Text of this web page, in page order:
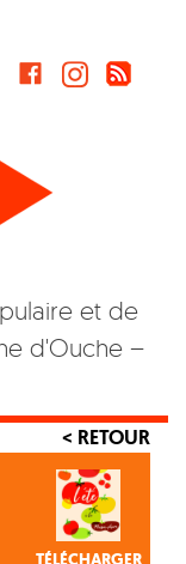
et de
d'Ouche –
< RETOUR